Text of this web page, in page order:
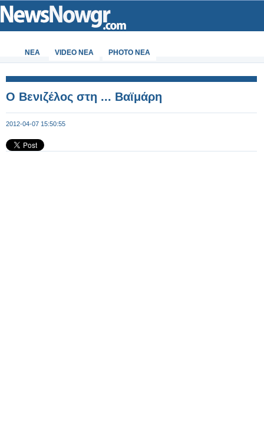
ΝΕΑ VIDEO NEA PHOTO NEA
Ο Βενιζέλος στη ... Βαϊμάρη
2012-04-07 15:50:55